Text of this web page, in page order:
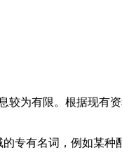
较为有限。根据现有资
专有名词，例如某